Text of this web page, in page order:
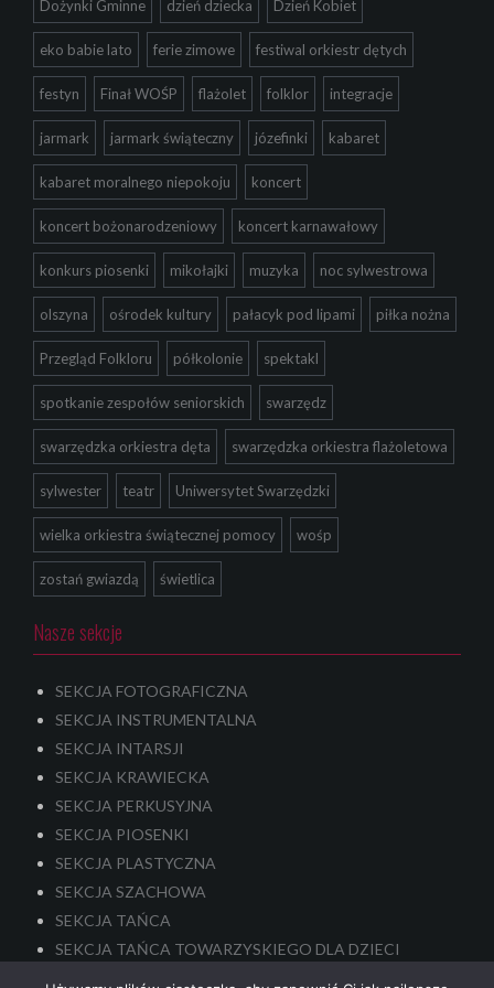
Dożynki Gminne dzień dziecka Dzień Kobiet
eko babie lato ferie zimowe festiwal orkiestr dętych
festyn Finał WOŚP flażolet folklor integracje
jarmark jarmark świąteczny józefinki kabaret
kabaret moralnego niepokoju koncert
koncert bożonarodzeniowy koncert karnawałowy
konkurs piosenki mikołajki muzyka noc sylwestrowa
olszyna ośrodek kultury pałacyk pod lipami piłka nożna
Przegląd Folkloru półkolonie spektakl
spotkanie zespołów seniorskich swarzędz
swarzędzka orkiestra dęta swarzędzka orkiestra flażoletowa
sylwester teatr Uniwersytet Swarzędzki
wielka orkiestra świątecznej pomocy wośp
zostań gwiazdą świetlica
Nasze sekcje
SEKCJA FOTOGRAFICZNA
SEKCJA INSTRUMENTALNA
SEKCJA INTARSJI
SEKCJA KRAWIECKA
SEKCJA PERKUSYJNA
SEKCJA PIOSENKI
SEKCJA PLASTYCZNA
SEKCJA SZACHOWA
SEKCJA TAŃCA
SEKCJA TAŃCA TOWARZYSKIEGO DLA DZIECI